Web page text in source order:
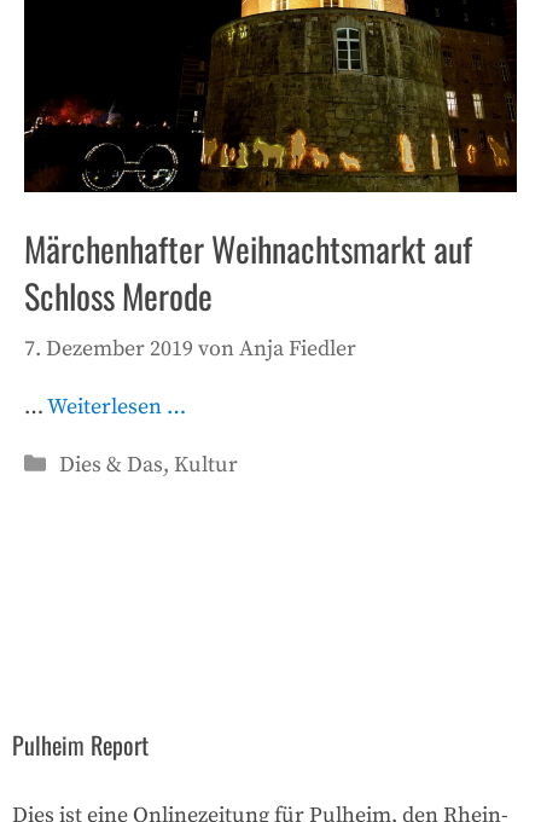
Märchenhafter Weihnachtsmarkt auf
Schloss Merode
7. Dezember 2019 vonAnja Fiedler
…Weiterlesen …
Kategorien
Dies & Das, Kultur
Pulheim Report
Dies ist eine Onlinezeitung für Pulheim, den Rhein-